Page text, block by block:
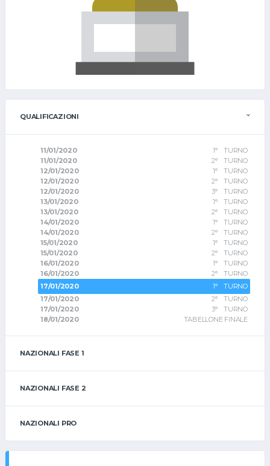
QUALIFICAZIONI
11/01/2020
1° TURNO
11/01/2020
2° TURNO
12/01/2020
1° TURNO
12/01/2020
2° TURNO
12/01/2020
3° TURNO
13/01/2020
1° TURNO
13/01/2020
2° TURNO
14/01/2020
1° TURNO
14/01/2020
2° TURNO
15/01/2020
1° TURNO
15/01/2020
2° TURNO
16/01/2020
1° TURNO
16/01/2020
2° TURNO
17/01/2020
1° TURNO
17/01/2020
2° TURNO
17/01/2020
3° TURNO
18/01/2020
TABELLONE FINALE
NAZIONALI FASE 1
NAZIONALI FASE 2
NAZIONALI PRO